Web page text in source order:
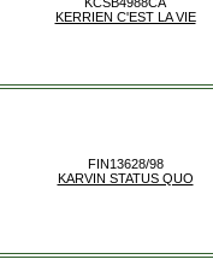
KERRIEN C'EST LA VIE
FIN13628/98
KARVIN STATUS QUO